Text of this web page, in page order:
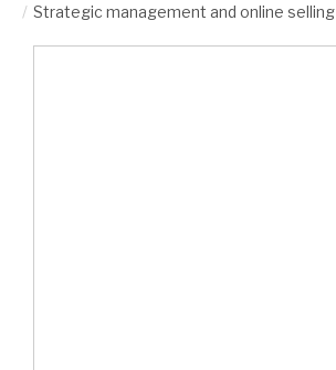
Strategic management and online selling